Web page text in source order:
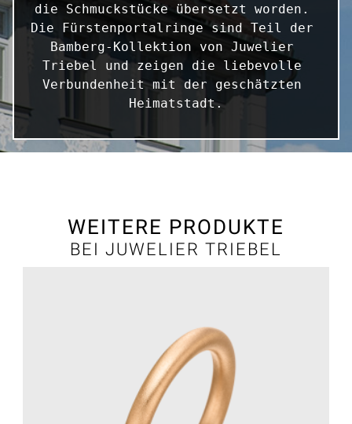
die Schmuckstücke übersetzt worden.
Die Fürstenportalringe sind Teil der
Bamberg-Kollektion von Juwelier
Triebel und zeigen die liebevolle
Verbundenheit mit der geschätzten
Heimatstadt.
WEITERE PRODUKTE
BEI JUWELIER TRIEBEL